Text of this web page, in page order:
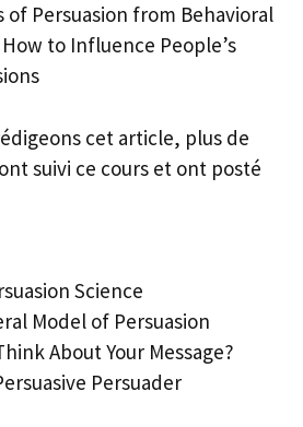
of Persuasion from Behavioral
to Influence People’s
cet article, plus de
suivi ce cours et ont posté
Science
Model of Persuasion
About Your Message?
Persuader